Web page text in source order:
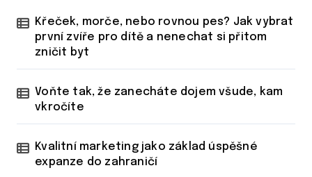
Křeček, morče, nebo rovnou pes? Jak vybrat
první zvíře pro dítě a nenechat si přitom
zničit byt
Voňte tak, že zanecháte dojem všude, kam
vkročíte
Kvalitní marketing jako základ úspěšné
expanze do zahraničí